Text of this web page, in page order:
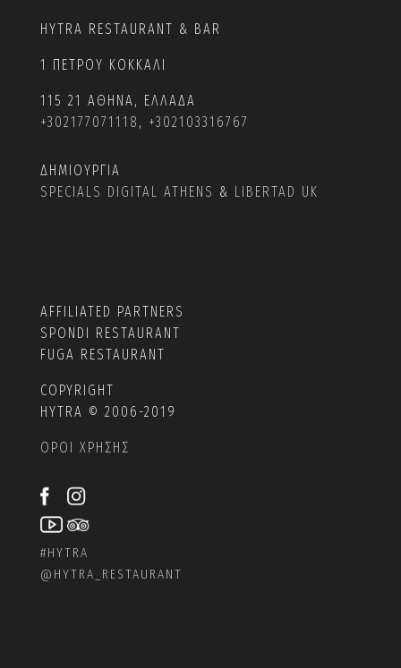
HYTRA RESTAURANT & BAR
1 ΠΕΤΡΟΥ ΚΟΚΚΑΛΙ
115 21 ΑΘΗΝΑ, ΕΛΛΑΔΑ
+302177071118 , +302103316767
ΔΗΜΙΟΥΡΓΙΑ
SPECIALS DIGITAL ATHENS & LIBERTAD UK
AFFILIATED PARTNERS
SPONDI RESTAURANT
FUGA RESTAURANT
COPYRIGHT
HYTRA © 2006-2019
ΟΡΟΙ ΧΡΗΣΗΣ
#HYTRA
@ HYTRA_RESTAURANT